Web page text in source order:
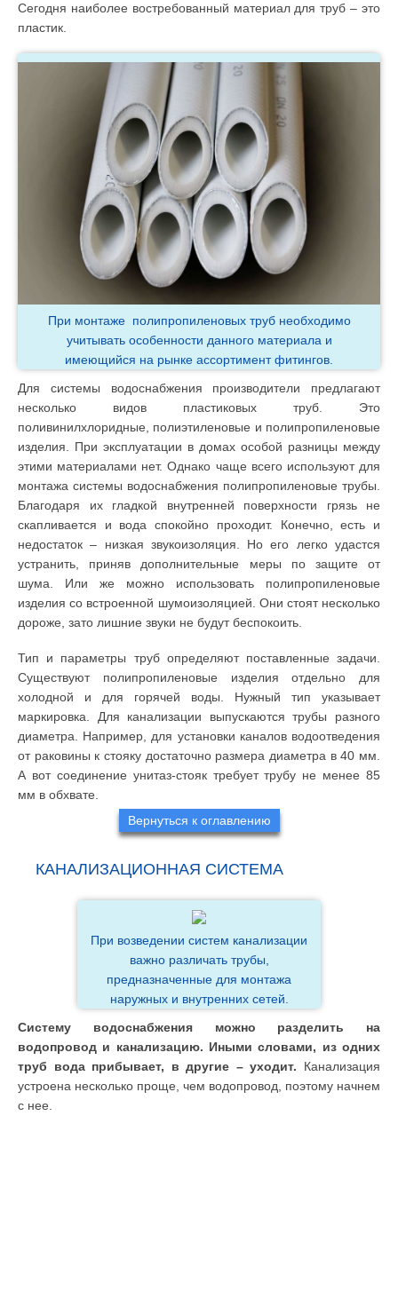
Сегодня наиболее востребованный материал для труб – это
пластик.
При монтаже полипропиленовых труб необходимо
учитывать особенности данного материала и
имеющийся на рынке ассортимент фитингов.
Для системы водоснабжения производители предлагают
несколько видов пластиковых труб. Это
поливинилхлоридные, полиэтиленовые и полипропиленовые
изделия. При эксплуатации в домах особой разницы между
этими материалами нет. Однако чаще всего используют для
монтажа системы водоснабжения полипропиленовые трубы.
Благодаря их гладкой внутренней поверхности грязь не
скапливается и вода спокойно проходит. Конечно, есть и
недостаток – низкая звукоизоляция. Но его легко удастся
устранить, приняв дополнительные меры по защите от
шума. Или же можно использовать полипропиленовые
изделия со встроенной шумоизоляцией. Они стоят несколько
дороже, зато лишние звуки не будут беспокоить.
Тип и параметры труб определяют поставленные задачи.
Существуют полипропиленовые изделия отдельно для
холодной и для горячей воды. Нужный тип указывает
маркировка. Для канализации выпускаются трубы разного
диаметра. Например, для установки каналов водоотведения
от раковины к стояку достаточно размера диаметра в 40 мм.
А вот соединение унитаз-стояк требует трубу не менее 85
мм в обхвате.
Вернуться к оглавлению
КАНАЛИЗАЦИОННАЯ СИСТЕМА
При возведении систем канализации
важно различать трубы,
предназначенные для монтажа
наружных и внутренних сетей.
Систему водоснабжения можно разделить на
водопровод и канализацию. Иными словами, из одних
труб вода прибывает, в другие – уходит. Канализация
устроена несколько проще, чем водопровод, поэтому начнем
с нее.